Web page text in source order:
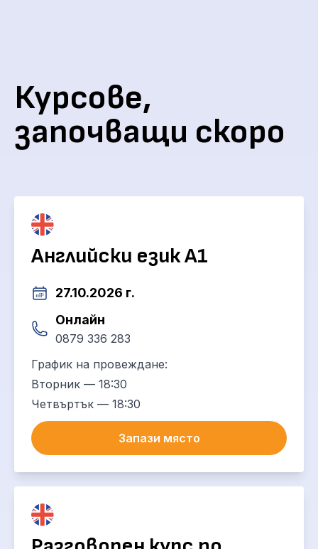
Курсове,
започващи скоро
Английски език А1
27.10.2026 г.
Онлайн
0879 336 283
График на провеждане:
Вторник — 18:30
Четвъртък — 18:30
Запази място